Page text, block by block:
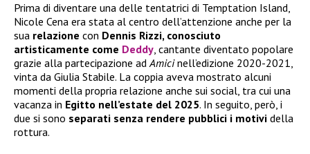
Prima di diventare una delle tentatrici di Temptation Island,
Nicole Cena era stata al centro dell’attenzione anche per la
sua relazione con Dennis Rizzi, conosciuto
artisticamente come Deddy, cantante diventato popolare
grazie alla partecipazione adAmicinell’edizione 2020-2021,
vinta da Giulia Stabile. La coppia aveva mostrato alcuni
momenti della propria relazione anche sui social, tra cui una
vacanza in Egitto nell’estate del 2025. In seguito, però, i
due si sono separati senza rendere pubblici i motivi della
rottura.